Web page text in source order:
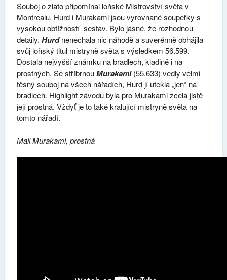
Souboj o zlato připomínal loňské Mistrovství světa v
Montrealu. Hurd i Murakami jsou vyrovnané soupeřky s
vysokou obtížností sestav. Bylo jasné, že rozhodnou
detaily. Hurdnenechala nic náhodě a suverénně obhájila
svůj loňský titul mistryně světa s výsledkem 56.599.
Dostala nejvyšší známku na bradlech, kladině i na
prostných. Se stříbrnouMurakami(55.633) vedly velmi
těsný souboj na všech nářadích, Hurd jí utekla „jen“ na
bradlech. Highlight závodu byla pro Murakami zcela jistě
její prostná. Vždyť je to také kralující mistryně světa na
tomto nářadí.
Mail Murakami, prostná